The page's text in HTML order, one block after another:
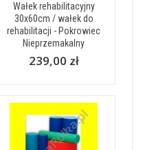
Wałek rehabilitacyjny
30x60cm / wałek do
rehabilitacji - Pokrowiec
Nieprzemakalny
239,00 zł